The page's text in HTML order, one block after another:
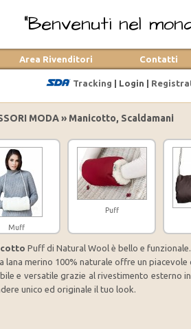
"Benvenuti nel
Area Rivenditori Contatti
Tracking Login
MODA » Manicotto, Scaldamani
Muff
Puff
Puff di Natural Wool è bello e
lana merino 100% naturale offre un
e versatile grazie al rivestimento esterno
unico ed originale il tuo look.